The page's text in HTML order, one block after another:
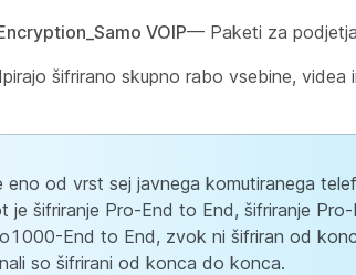
VOIP— Paketi za
šifrirano skupno rabo vsebine,
eno od vrst sej javnega komutiranega
je šifriranje Pro-End to End, šifriranje
End to End, zvok ni šifriran od
so šifrirani od konca do konca.